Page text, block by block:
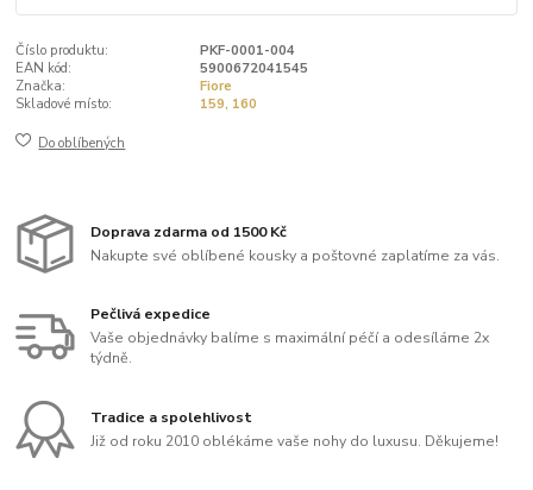
Číslo produktu:
PKF-0001-004
EAN kód:
5900672041545
Značka:
Fiore
Skladové místo:
159, 160
Do oblíbených
Doprava zdarma od 1500 Kč
Nakupte své oblíbené kousky a poštovné zaplatíme za vás.
Pečlivá expedice
Vaše objednávky balíme s maximální péčí a odesíláme 2x
týdně.
Tradice a spolehlivost
Již od roku 2010 oblékáme vaše nohy do luxusu. Děkujeme!